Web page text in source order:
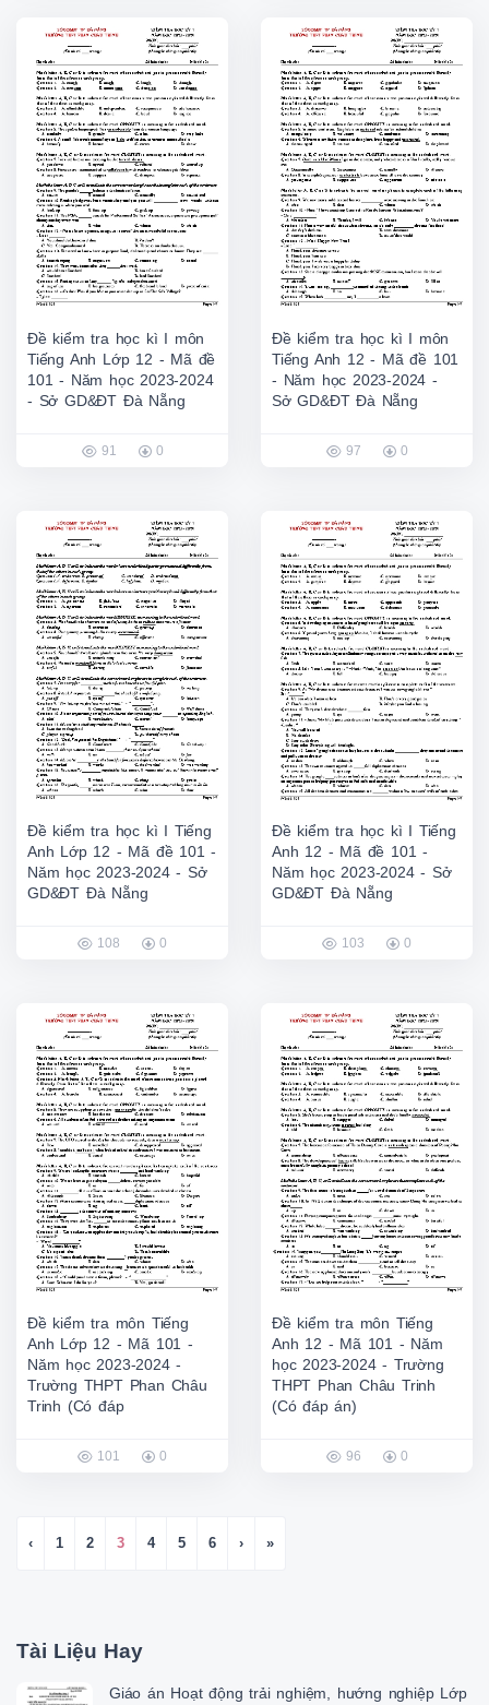
Đề kiểm tra học kì I môn
Tiếng Anh Lớp 12 - Mã đề
101 - Năm học 2023-2024
- Sở GD&ĐT Đà Nẵng
91 0
Đề kiểm tra học kì I môn
Tiếng Anh 12 - Mã đề 101
- Năm học 2023-2024 -
Sở GD&ĐT Đà Nẵng
97 0
Đề kiểm tra học kì I Tiếng
Anh Lớp 12 - Mã đề 101 -
Năm học 2023-2024 - Sở
GD&ĐT Đà Nẵng
108 0
Đề kiểm tra học kì I Tiếng
Anh 12 - Mã đề 101 -
Năm học 2023-2024 - Sở
GD&ĐT Đà Nẵng
103 0
Đề kiểm tra môn Tiếng
Anh Lớp 12 - Mã 101 -
Năm học 2023-2024 -
Trường THPT Phan Châu
Trinh (Có đáp
101 0
Đề kiểm tra môn Tiếng
Anh 12 - Mã 101 - Năm
học 2023-2024 - Trường
THPT Phan Châu Trinh
(Có đáp án)
96 0
‹ 1 2 3 4 5 6 › »
Tài Liệu Hay
Giáo án Hoạt động trải nghiệm, hướng nghiệp Lớp